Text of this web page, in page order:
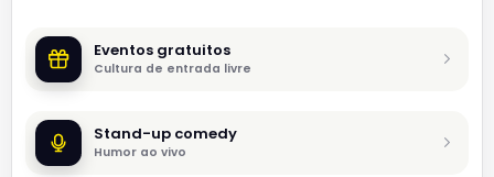
Eventos gratuitos
Cultura de entrada livre
Stand-up comedy
Humor ao vivo